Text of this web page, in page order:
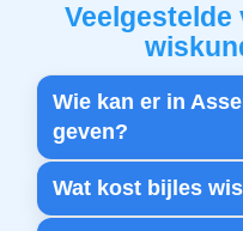
Wie kan er in
geven?
Wat kost bijles